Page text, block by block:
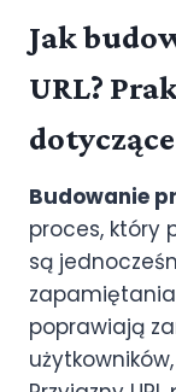
Jak
URL?
Budowanie
proces, który
są
poprawiają